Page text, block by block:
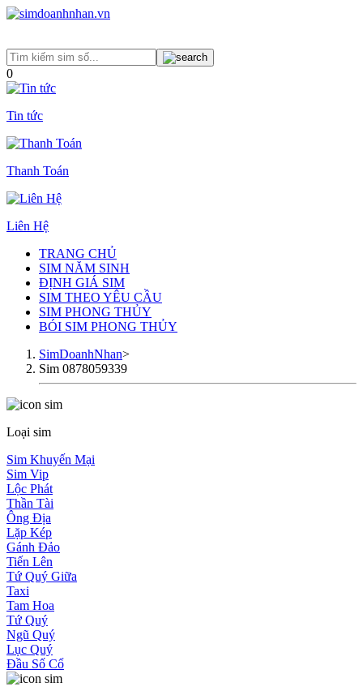
0
Tin tức
Thanh Toán
Liên Hệ
TRANG CHỦ
SIM NĂM SINH
ĐỊNH GIÁ SIM
SIM THEO YÊU CẦU
SIM PHONG THỦY
BÓI SIM PHONG THỦY
SimDoanhNhan>
Sim 0878059339
Loại sim
Sim Khuyến Mại
Sim Vip
Lộc Phát
Thần Tài
Ông Địa
Lặp Kép
Gánh Đảo
Tiến Lên
Tứ Quý Giữa
Taxi
Tam Hoa
Tứ Quý
Ngũ Quý
Lục Quý
Đầu Số Cổ